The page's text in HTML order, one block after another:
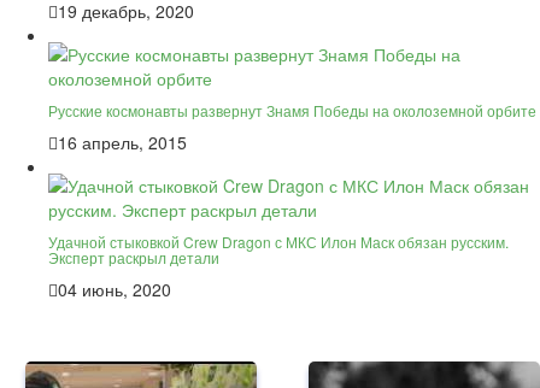
19 декабрь, 2020
Русские космонавты развернут Знамя Победы на околоземной орбите
16 апрель, 2015
Удачной стыковкой Crew Dragon с МКС Илон Маск обязан русским.
Эксперт раскрыл детали
04 июнь, 2020